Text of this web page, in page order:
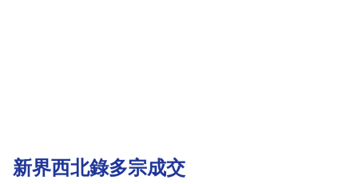
新界西北錄多宗成交